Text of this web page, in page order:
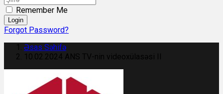
Remember Me
Login
Forgot Password?
Əsas Səhifə
10.02.2024 ANS TV-nin videoxülasəsi II